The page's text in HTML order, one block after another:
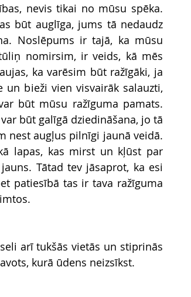
nevis tikai no mūsu spēka.
būt auglīga, jums tā nedaudz
Noslēpums ir tajā, ka mūsu
nomirsim, ir veids, kā mēs
ka varēsim būt ražīgāki, ja
bieži vien visvairāk salauzti,
būt mūsu ražīguma pamats.
būt galīgā dziedināšana, jo tā
nest augļus pilnīgi jaunā veidā.
lapas, kas mirst un kļūst par
Tātad tev jāsaprot, ka esi
patiesībā tas ir tava ražīguma
arī tukšās vietās un stiprinās
kurā ūdens neizsīkst.